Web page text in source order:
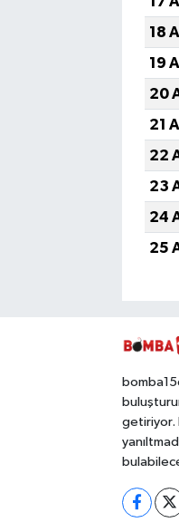
18
19
20
21
22
23
24
25
getiriyor.